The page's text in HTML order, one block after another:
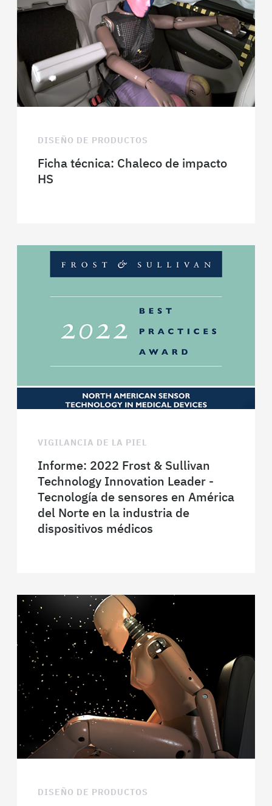
DISEÑO DE PRODUCTOS
Ficha técnica: Chaleco de impacto
HS
VIGILANCIA DE LA PIEL
Informe: 2022 Frost & Sullivan
Technology Innovation Leader -
Tecnología de sensores en América
del Norte en la industria de
dispositivos médicos
DISEÑO DE PRODUCTOS